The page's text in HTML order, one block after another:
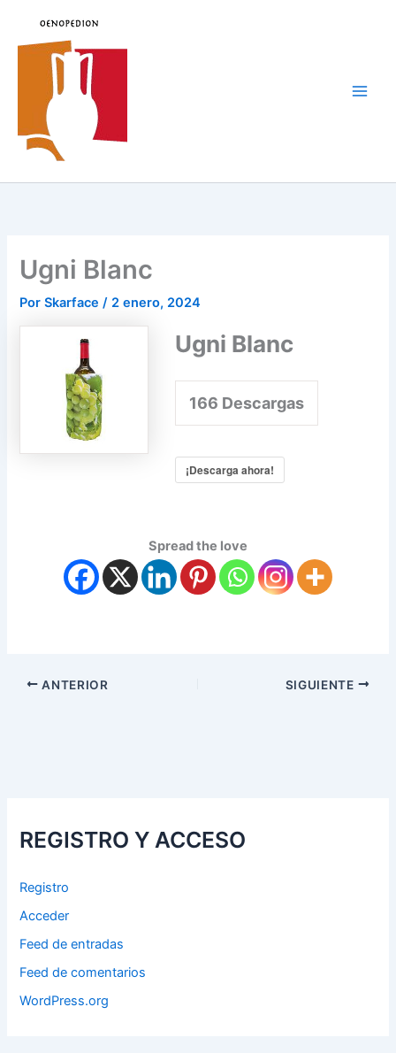
contenido
Ugni Blanc
PorSkarface/ 2 enero, 2024
Ugni Blanc
166 Descargas
¡Descarga ahora!
Spread the love
ANTERIOR SIGUIENTE
REGISTRO Y ACCESO
Registro
Acceder
Feed de entradas
Feed de comentarios
WordPress.org